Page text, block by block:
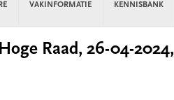
VAKINFORMATIE KENNISBANK
Raad, 26-04-2024,